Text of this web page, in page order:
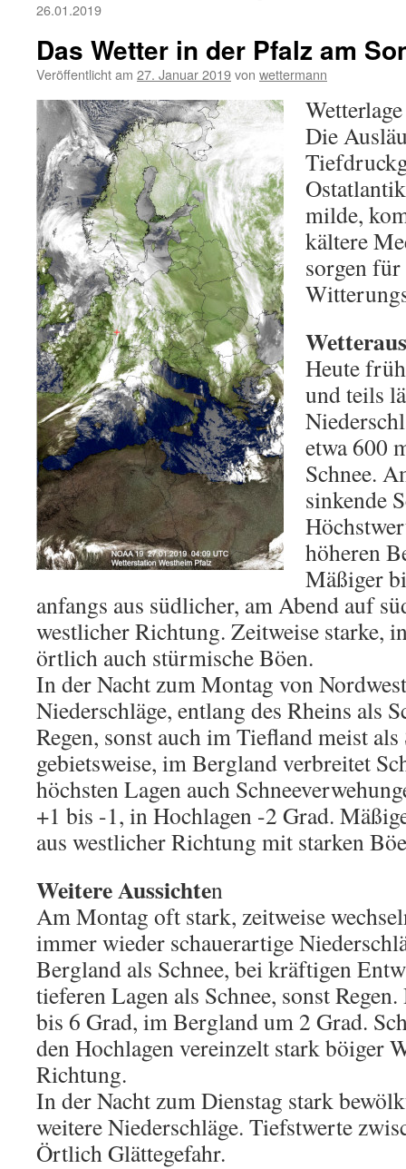
26.01.2019
Das Wetter in der Pfalz am
Veröffentlicht am 27. Januar 2019von wettermann
Wetterlage
Die
milde,
kältere
sorgen
Heute
und teils
etwa 600
Schnee.
sinkende
höheren
Mäßiger
anfangs aus südlicher, am Abend auf
westlicher Richtung. Zeitweise starke,
örtlich auch stürmische Böen.
In der Nacht zum Montag von
Niederschläge, entlang des Rheins als
Regen, sonst auch im Tiefland meist
gebietsweise, im Bergland verbreitet
höchsten Lagen auch
+1 bis -1, in Hochlagen -2 Grad.
aus westlicher Richtung mit starken
Weitere Aussichten
Am Montag oft stark, zeitweise
immer wieder schauerartige
Bergland als Schnee, bei kräftigen
tieferen Lagen als Schnee, sonst
bis 6 Grad, im Bergland um 2 Grad.
den Hochlagen vereinzelt stark böiger
Richtung.
In der Nacht zum Dienstag stark
weitere Niederschläge. Tiefstwerte
Örtlich Glättegefahr.